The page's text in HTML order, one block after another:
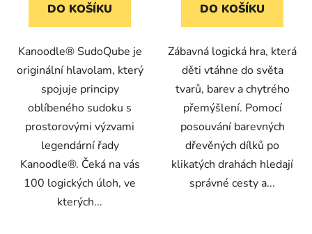
DO KOŠÍKU
Kanoodle® SudoQube je
originální hlavolam, který
spojuje principy
oblíbeného sudoku s
prostorovými výzvami
legendární řady
Kanoodle®. Čeká na vás
100 logických úloh, ve
kterých...
DO KOŠÍKU
Zábavná logická hra, která
děti vtáhne do světa
tvarů, barev a chytrého
přemýšlení. Pomocí
posouvání barevných
dřevěných dílků po
klikatých drahách hledají
správné cesty a...